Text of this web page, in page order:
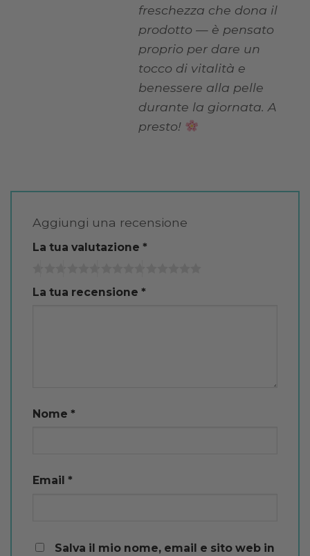
freschezza che dona il
prodotto — è pensato
proprio per dare un
tocco di vitalità e
benessere alla pelle
durante la giornata. A
presto!
Aggiungi una recensione
La tua valutazione *
La tua recensione *
Nome *
Email *
Salva il mio nome, email e sito web in